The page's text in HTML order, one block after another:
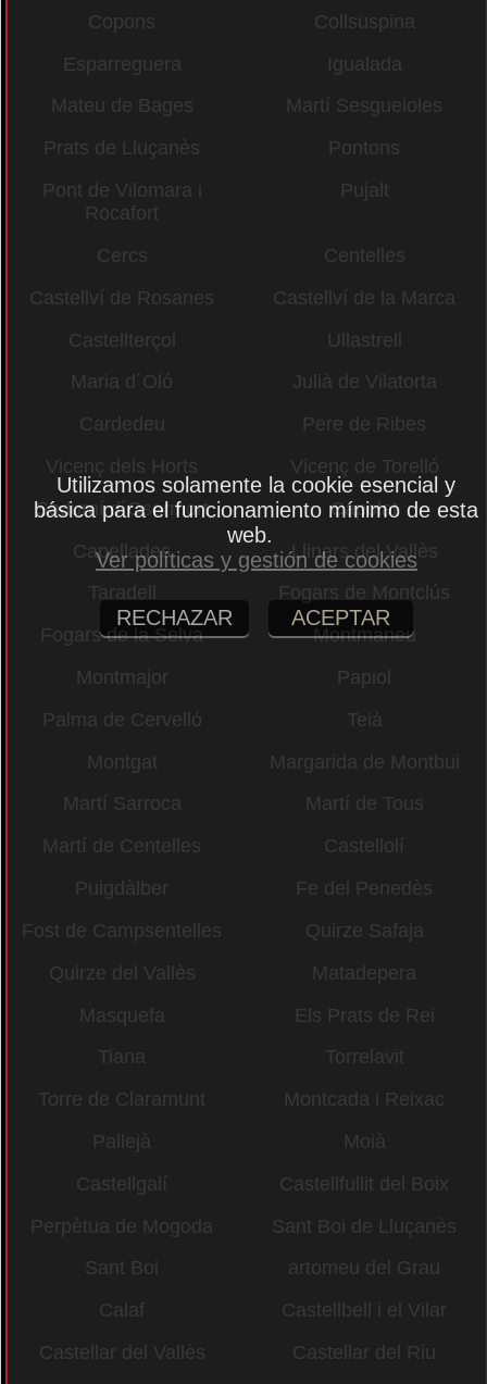
Copons
Collsuspina
Esparreguera
Igualada
Mateu de Bages
Martí Sesgueioles
Prats de Lluçanès
Pontons
Pont de Vilomara i
Rocafort
Pujalt
Cercs
Centelles
Castellví de Rosanes
Castellví de la Marca
Castellterçol
Ullastrell
Maria d´Oló
Julià de Vilatorta
Cardedeu
Pere de Ribes
Vicenç dels Horts
Vicenç de Torelló
Sadurní d´Osormort
Capolat
Capellades
Llinars del Vallès
Taradell
Fogars de Montclús
Fogars de la Selva
Montmaneu
Montmajor
Papiol
Palma de Cervelló
Teià
Montgat
Margarida de Montbui
Martí Sarroca
Martí de Tous
Martí de Centelles
Castellolí
Puigdàlber
Fe del Penedès
Fost de Campsentelles
Quirze Safaja
Quirze del Vallès
Matadepera
Masquefa
Els Prats de Rei
Tiana
Torrelavit
Torre de Claramunt
Montcada i Reixac
Pallejà
Moià
Castellgalí
Castellfullit del Boix
Perpètua de Mogoda
Sant Boi de Lluçanès
Sant Boi
artomeu del Grau
Calaf
Castellbell i el Vilar
Castellar del Vallès
Castellar del Riu
Utilizamos solamente la cookie esencial y
básica para el funcionamiento mínimo de esta
web.
Ver políticas y gestión de cookies
RECHAZAR ACEPTAR